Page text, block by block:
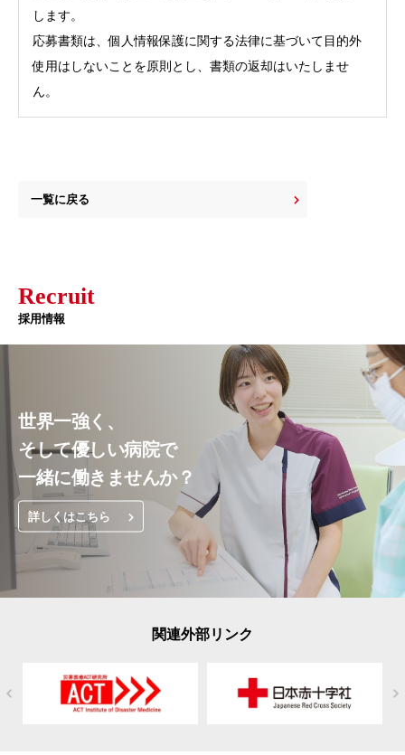
します。
応募書類は、個人情報保護に関する法律に基づいて目的外
使用はしないことを原則とし、書類の返却はいたしませ
ん。
一覧に戻る
Recruit
採用情報
世界一強く、
そして優しい病院で
一緒に働きませんか？
詳しくはこちら
関連外部リンク